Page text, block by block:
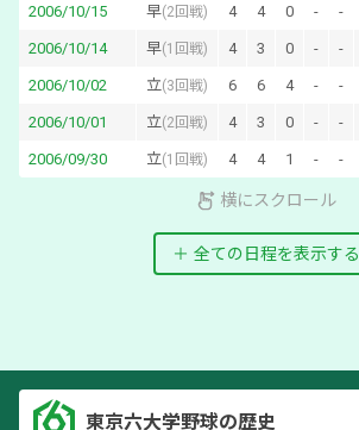
2006/10/15 早(2回戦) 4 4 0 - -
2006/10/14 早(1回戦) 4 3 0 - -
2006/10/02 立(3回戦) 6 6 4 - -
2006/10/01 立(2回戦) 4 3 0 - -
2006/09/30 立(1回戦) 4 4 1 - -
横にスクロール
全ての日程を表示する
東京六大学野球の歴史